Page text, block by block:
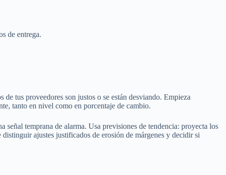
de entrega.
tus proveedores son justos o se están desviando. Empieza
tanto en nivel como en porcentaje de cambio.
temprana de alarma. Usa previsiones de tendencia: proyecta los
ajustes justificados de erosión de márgenes y decidir si